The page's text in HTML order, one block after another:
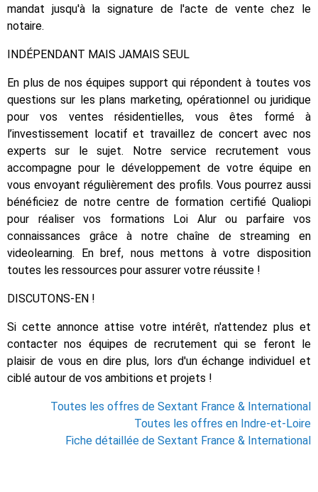
mandat jusqu'à la signature de l'acte de vente chez le
notaire.
INDÉPENDANT MAIS JAMAIS SEUL
En plus de nos équipes support qui répondent à toutes vos
questions sur les plans marketing, opérationnel ou juridique
pour vos ventes résidentielles, vous êtes formé à
l’investissement locatif et travaillez de concert avec nos
experts sur le sujet. Notre service recrutement vous
accompagne pour le développement de votre équipe en
vous envoyant régulièrement des profils. Vous pourrez aussi
bénéficiez de notre centre de formation certifié Qualiopi
pour réaliser vos formations Loi Alur ou parfaire vos
connaissances grâce à notre chaîne de streaming en
videolearning. En bref, nous mettons à votre disposition
toutes les ressources pour assurer votre réussite !
DISCUTONS-EN !
Si cette annonce attise votre intérêt, n'attendez plus et
contacter nos équipes de recrutement qui se feront le
plaisir de vous en dire plus, lors d'un échange individuel et
ciblé autour de vos ambitions et projets !
Toutes les offres de Sextant France & International
Toutes les offres en Indre-et-Loire
Fiche détaillée de Sextant France & International